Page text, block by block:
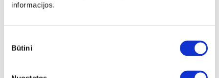
informacijos.
pasirinkimas
Būtini